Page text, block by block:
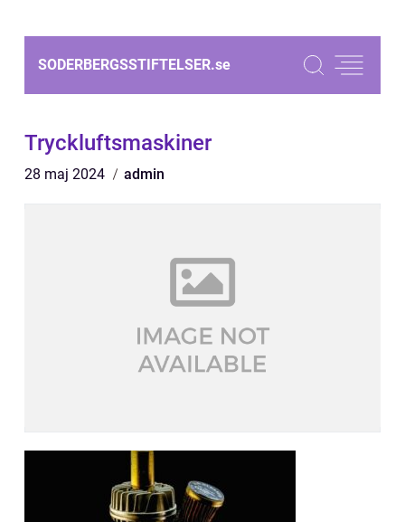
SODERBERGSSTIFTELSER.se
Tryckluftsmaskiner
28 maj 2024 admin